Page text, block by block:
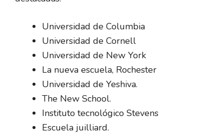
Universidad de Columbia
Universidad de Cornell
Universidad de New York
La nueva escuela, Rochester
Universidad de Yeshiva.
The New School.
Instituto tecnológico Stevens
Escuela juilliard.